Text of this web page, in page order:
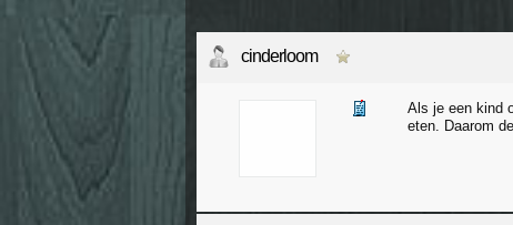
cinderloom
Als je een kind
eten. Daarom